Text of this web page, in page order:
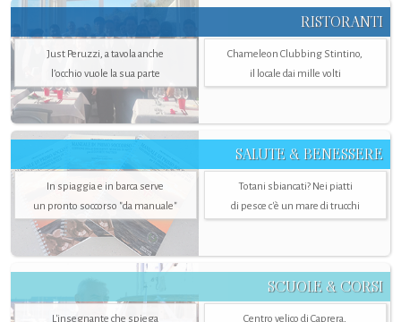
RISTORANTI
Just Peruzzi, a tavola anche
l’occhio vuole la sua parte
Chameleon Clubbing Stintino,
il locale dai mille volti
SALUTE & BENESSERE
In spiaggia e in barca serve
un pronto soccorso "da manuale"
Totani sbiancati? Nei piatti
di pesce c'è un mare di trucchi
SCUOLE & CORSI
L'insegnante che spiega
Centro velico di Caprera,